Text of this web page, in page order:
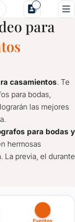
en San José
para
casamientos. Te
para bodas,
las mejores
para bodas y
hermosas
La previa, el durante
Eventos
en San José
casamientos
para bodas